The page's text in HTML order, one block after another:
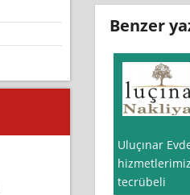
Benzer
Uluçınar
tecrübeli